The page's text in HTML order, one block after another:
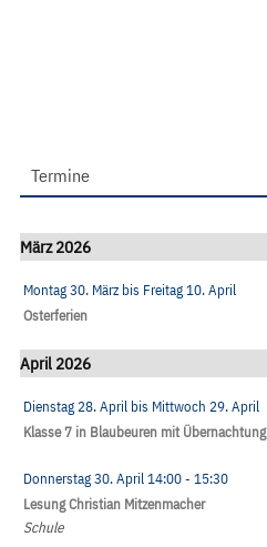
Termine
März 2026
Montag 30. März bis Freitag 10. April
Osterferien
April 2026
Dienstag 28. April bis Mittwoch 29. April
Klasse 7 in Blaubeuren mit Übernachtung
Donnerstag 30. April14:00- 15:30
Lesung Christian Mitzenmacher
Schule